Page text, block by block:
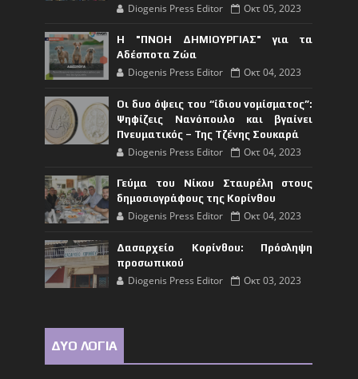
Diogenis Press Editor Οκτ 05, 2023
Η "ΠΝΟΗ ΔΗΜΙΟΥΡΓΙΑΣ" για τα
Αδέσποτα Ζώα
Diogenis Press Editor Οκτ 04, 2023
Οι δυο όψεις του “ίδιου νομίσματος”:
Ψηφίζεις Νανόπουλο και βγαίνει
Πνευματικός – Της Τζένης Σουκαρά
Diogenis Press Editor Οκτ 04, 2023
Γεύμα του Νίκου Σταυρέλη στους
δημοσιογράφους της Κορίνθου
Diogenis Press Editor Οκτ 04, 2023
Δασαρχείο Κορίνθου: Πρόσληψη
προσωπικού
Diogenis Press Editor Οκτ 03, 2023
ΔΥΟ ΛΟΓΙΑ